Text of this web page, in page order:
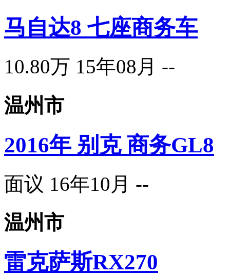
马自达8 七座商务车
10.80万 15年08月 --
温州市
2016年 别克 商务GL8
面议 16年10月 --
温州市
雷克萨斯RX270